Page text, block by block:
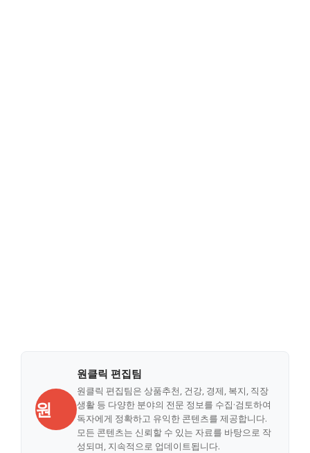
원
원클릭 편집팀
원클릭 편집팀은 상품추천, 건강, 경제, 복지, 직장
생활 등 다양한 분야의 전문 정보를 수집·검토하여
독자에게 정확하고 유익한 콘텐츠를 제공합니다.
모든 콘텐츠는 신뢰할 수 있는 자료를 바탕으로 작
성되며, 지속적으로 업데이트됩니다.